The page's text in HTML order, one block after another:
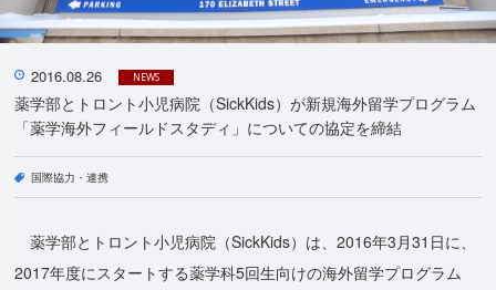
2016.08.26 NEWS
薬学部とトロント小児病院（SickKids）が新規海外留学プログラム
「薬学海外フィールドスタディ」についての協定を締結
国際協力・連携
薬学部とトロント小児病院（SickKids）は、2016年3月31日に、
2017年度にスタートする薬学科5回生向けの海外留学プログラム